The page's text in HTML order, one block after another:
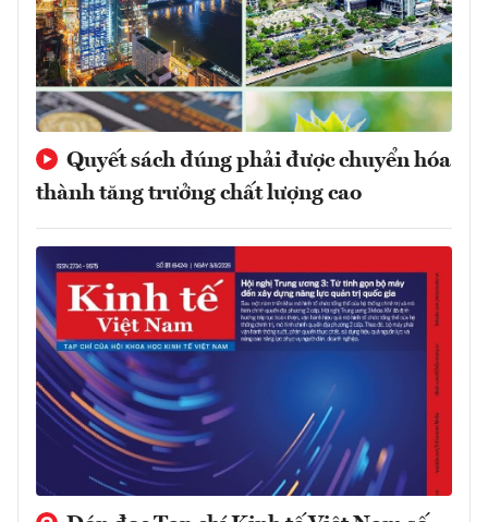
Quyết sách đúng phải được chuyển hóa
thành tăng trưởng chất lượng cao